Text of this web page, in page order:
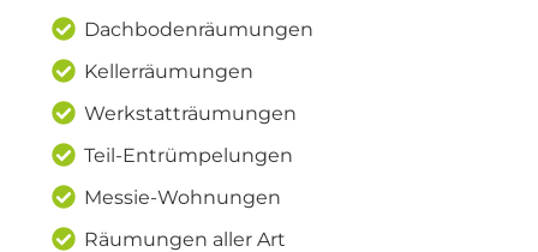
Dachbodenräumungen
Kellerräumungen
Werkstatträumungen
Teil-Entrümpelungen
Messie-Wohnungen
Räumungen aller Art